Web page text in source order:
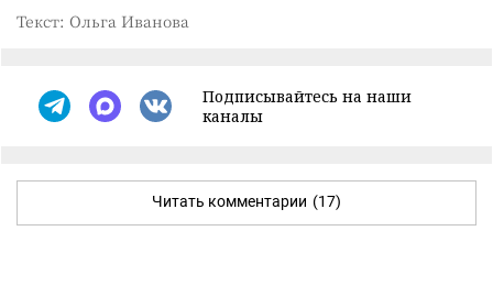
Текст: Ольга Иванова
Подписывайтесь на наши
каналы
Читать комментарии (17)